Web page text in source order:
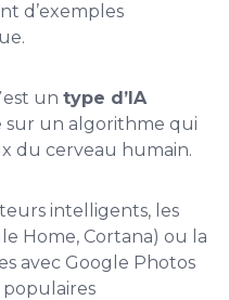
d’exemples
est un type d’IA
sur un algorithme qui
du cerveau humain.
intelligents, les
Home, Cortana) ou la
avec Google Photos
populaires